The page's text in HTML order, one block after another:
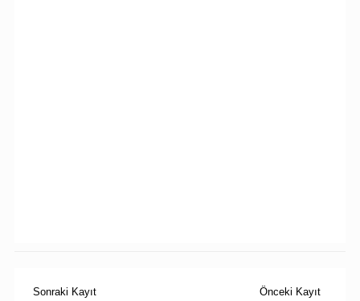
Sonraki Kayıt Önceki Kayıt